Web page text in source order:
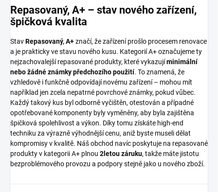
Repasovaný, A+ – stav nového zařízení,
špičková kvalita
StavRepasovaný, A+značí, že zařízení prošlo procesem renovace
a je prakticky ve stavu nového kusu. Kategorií A+ označujeme ty
nejzachovalejší repasované produkty, které vykazujíminimální
nebo žádné známky předchozího použití. To znamená, že
vzhledově i funkčně odpovídají novému zařízení – mohou mít
například jen zcela nepatrné povrchové známky, pokud vůbec.
Každý takový kus byl odborně vyčištěn, otestován a případné
opotřebované komponenty byly vyměněny, aby byla zajištěna
špičková spolehlivost a výkon. Díky tomu získáte high-end
techniku za výrazně výhodnější cenu, aniž byste museli dělat
kompromisy v kvalitě. Náš obchod navíc poskytuje na repasované
produkty v kategorii A+ plnou 2letou záruku, takže máte jistotu
bezproblémového provozu a podpory stejně jako u nového zboží.